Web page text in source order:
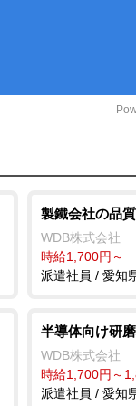
製鐵会社の品
WDB株式会社
時給1,700円～
派遣社員 / 愛知
半導体向け研
WDB株式会社
時給1,700円～
派遣社員 / 愛知